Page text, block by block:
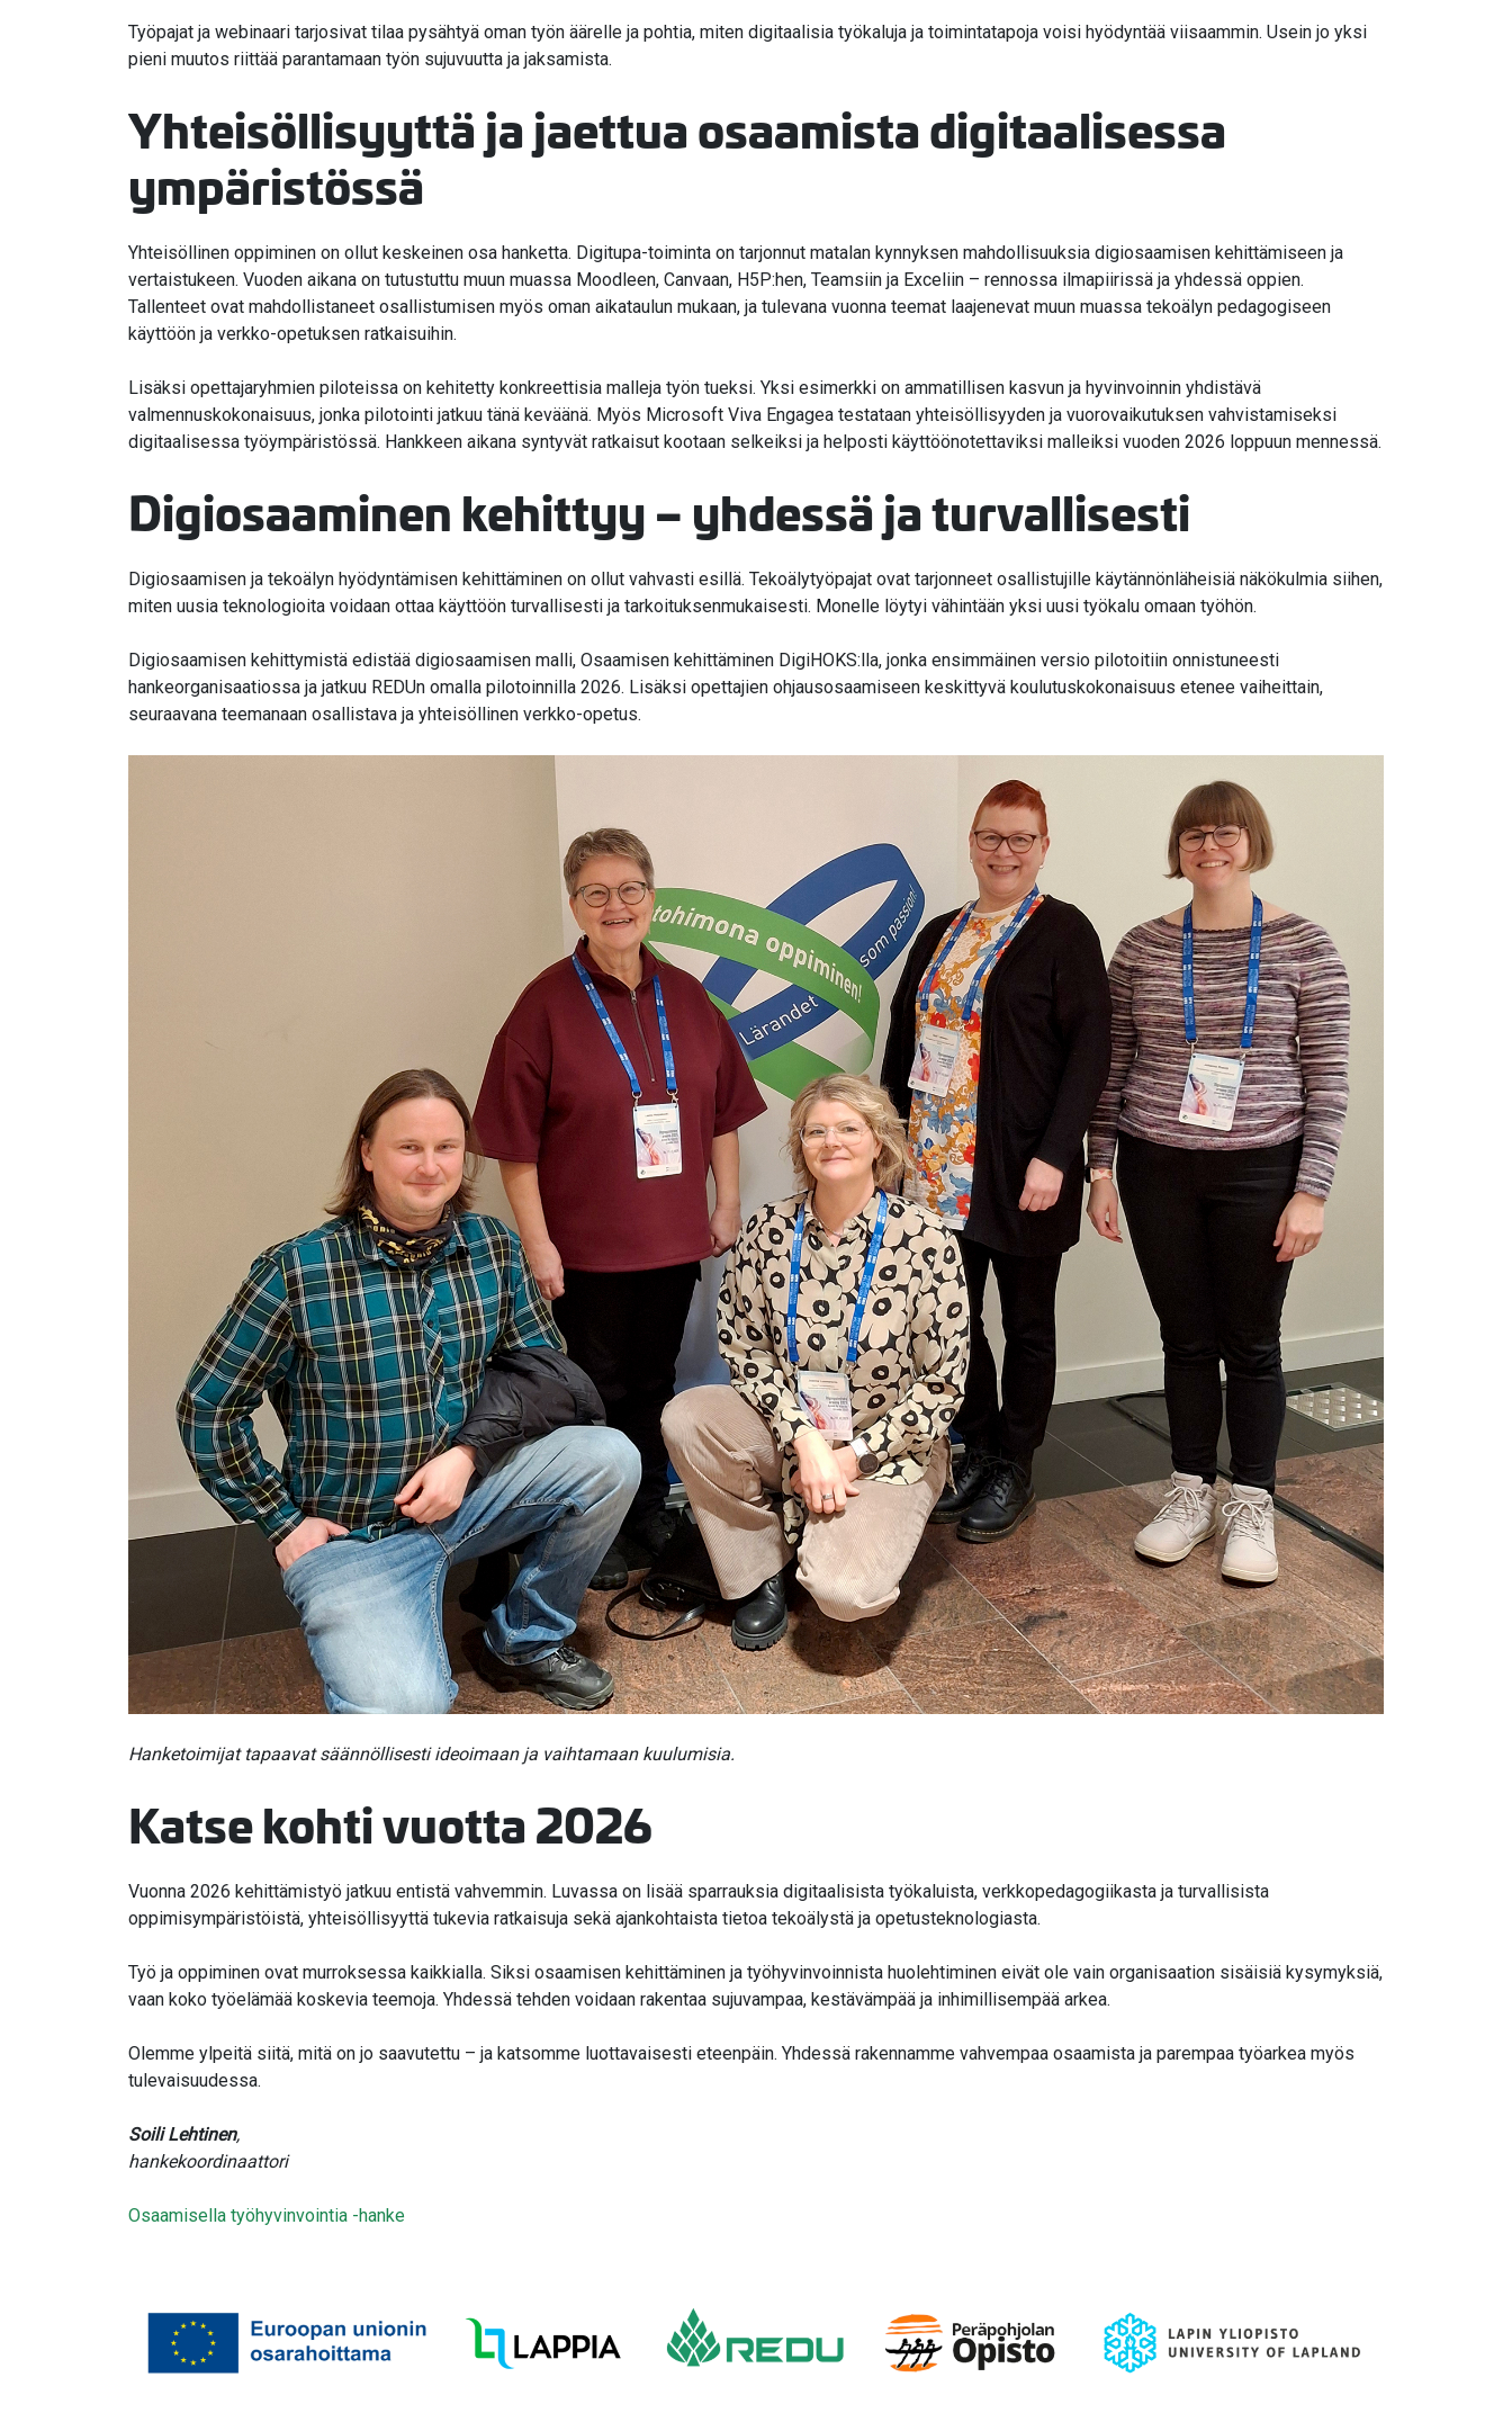
Työpajat ja webinaari tarjosivat tilaa pysähtyä oman työn äärelle ja pohtia, miten digitaalisia työkaluja ja toimintatapoja voisi hyödyntää viisaammin. Usein jo yksi
pieni muutos riittää parantamaan työn sujuvuutta ja jaksamista.
Yhteisöllisyyttä ja jaettua osaamista digitaalisessa
ympäristössä
Yhteisöllinen oppiminen on ollut keskeinen osa hanketta. Digitupa-toiminta on tarjonnut matalan kynnyksen mahdollisuuksia digiosaamisen kehittämiseen ja
vertaistukeen. Vuoden aikana on tutustuttu muun muassa Moodleen, Canvaan, H5P:hen, Teamsiin ja Exceliin – rennossa ilmapiirissä ja yhdessä oppien.
Tallenteet ovat mahdollistaneet osallistumisen myös oman aikataulun mukaan, ja tulevana vuonna teemat laajenevat muun muassa tekoälyn pedagogiseen
käyttöön ja verkko-opetuksen ratkaisuihin.
Lisäksi opettajaryhmien piloteissa on kehitetty konkreettisia malleja työn tueksi. Yksi esimerkki on ammatillisen kasvun ja hyvinvoinnin yhdistävä
valmennuskokonaisuus, jonka pilotointi jatkuu tänä keväänä. Myös Microsoft Viva Engagea testataan yhteisöllisyyden ja vuorovaikutuksen vahvistamiseksi
digitaalisessa työympäristössä. Hankkeen aikana syntyvät ratkaisut kootaan selkeiksi ja helposti käyttöönotettaviksi malleiksi vuoden 2026 loppuun mennessä.
Digiosaaminen kehittyy – yhdessä ja turvallisesti
Digiosaamisen ja tekoälyn hyödyntämisen kehittäminen on ollut vahvasti esillä. Tekoälytyöpajat ovat tarjonneet osallistujille käytännönläheisiä näkökulmia siihen,
miten uusia teknologioita voidaan ottaa käyttöön turvallisesti ja tarkoituksenmukaisesti. Monelle löytyi vähintään yksi uusi työkalu omaan työhön.
Digiosaamisen kehittymistä edistää digiosaamisen malli, Osaamisen kehittäminen DigiHOKS:lla, jonka ensimmäinen versio pilotoitiin onnistuneesti
hankeorganisaatiossa ja jatkuu REDUn omalla pilotoinnilla 2026. Lisäksi opettajien ohjausosaamiseen keskittyvä koulutuskokonaisuus etenee vaiheittain,
seuraavana teemanaan osallistava ja yhteisöllinen verkko-opetus.
Hanketoimijat tapaavat säännöllisesti ideoimaan ja vaihtamaan kuulumisia.
Katse kohti vuotta 2026
Vuonna 2026 kehittämistyö jatkuu entistä vahvemmin. Luvassa on lisää sparrauksia digitaalisista työkaluista, verkkopedagogiikasta ja turvallisista
oppimisympäristöistä, yhteisöllisyyttä tukevia ratkaisuja sekä ajankohtaista tietoa tekoälystä ja opetusteknologiasta.
Työ ja oppiminen ovat murroksessa kaikkialla. Siksi osaamisen kehittäminen ja työhyvinvoinnista huolehtiminen eivät ole vain organisaation sisäisiä kysymyksiä,
vaan koko työelämää koskevia teemoja. Yhdessä tehden voidaan rakentaa sujuvampaa, kestävämpää ja inhimillisempää arkea.
Olemme ylpeitä siitä, mitä on jo saavutettu – ja katsomme luottavaisesti eteenpäin. Yhdessä rakennamme vahvempaa osaamista ja parempaa työarkea myös
tulevaisuudessa.
Soili Lehtinen,
hankekoordinaattori
Osaamisella työhyvinvointia -hanke